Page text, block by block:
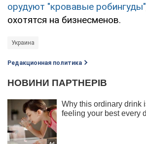
орудуют "кровавые робингуды"
охотятся на бизнесменов.
Украина
Редакционная политика